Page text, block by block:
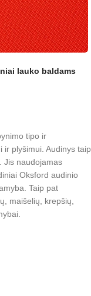
lauko baldams
tipo ir
ir plyšimui. Audinys taip
Jis naudojamas
Oksford audinio
Taip pat
maišelių, krepšių,